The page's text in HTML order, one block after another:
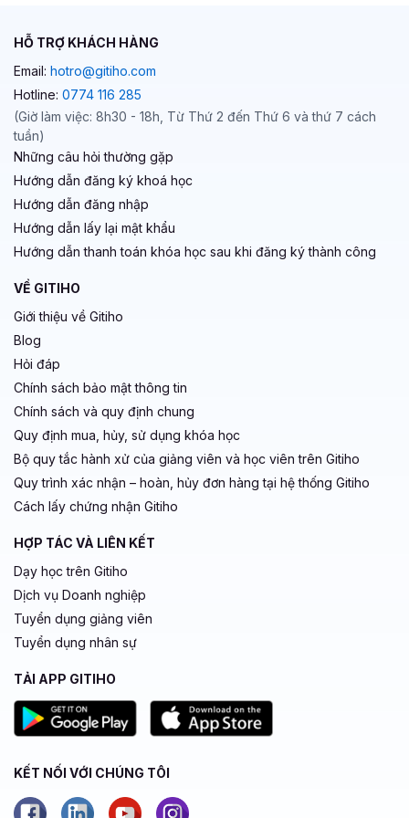
HỖ TRỢ KHÁCH HÀNG
Email: hotro@gitiho.com
Hotline: 0774 116 285
(Giờ làm việc: 8h30 - 18h, Từ Thứ 2 đến Thứ 6 và thứ 7 cách
tuần)
Những câu hỏi thường gặp
Hướng dẫn đăng ký khoá học
Hướng dẫn đăng nhập
Hướng dẫn lấy lại mật khẩu
Hướng dẫn thanh toán khóa học sau khi đăng ký thành công
VỀ GITIHO
Giới thiệu về Gitiho
Blog
Hỏi đáp
Chính sách bảo mật thông tin
Chính sách và quy định chung
Quy định mua, hủy, sử dụng khóa học
Bộ quy tắc hành xử của giảng viên và học viên trên Gitiho
Quy trình xác nhận – hoàn, hủy đơn hàng tại hệ thống Gitiho
Cách lấy chứng nhận Gitiho
HỢP TÁC VÀ LIÊN KẾT
Dạy học trên Gitiho
Dịch vụ Doanh nghiệp
Tuyển dụng giảng viên
Tuyển dụng nhân sự
TẢI APP GITIHO
KẾT NỐI VỚI CHÚNG TÔI